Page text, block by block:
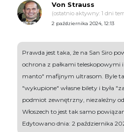
Von Strauss
(ostatnio aktywny: 1 dni
2 października 2024, 12:13
Prawda jest taka, że na San Siro
ochrona z pałkami teleskopowymi
manto" mafijnym ultrasom. Byle ta
"wykupione" własne bilety i była
podmiot zewnętrzny, niezależny
Włoszech to jest tak samo
Edytowano dnia: 2 października